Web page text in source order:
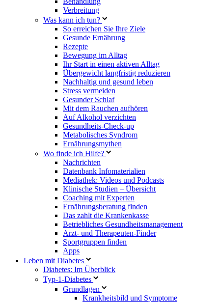
Verbreitung
Was kann ich tun?
So erreichen Sie Ihre Ziele
Gesunde Ernährung
Rezepte
Bewegung im Alltag
Ihr Start in einen aktiven Alltag
Übergewicht langfristig reduzieren
Nachhaltig und gesund leben
Stress vermeiden
Gesunder Schlaf
Mit dem Rauchen aufhören
Auf Alkohol verzichten
Gesundheits-Check-up
Metabolisches Syndrom
Ernährungsmythen
Wo finde ich Hilfe?
Nachrichten
Datenbank Infomaterialien
Mediathek: Videos und Podcasts
Klinische Studien – Übersicht
Coaching mit Experten
Ernährungsberatung finden
Das zahlt die Krankenkasse
Betriebliches Gesundheitsmanagement
Arzt- und Therapeuten-Finder
Sportgruppen finden
Apps
Leben mit Diabetes
Diabetes: Im Überblick
Typ-1-Diabetes
Grundlagen
Krankheitsbild und Symptome